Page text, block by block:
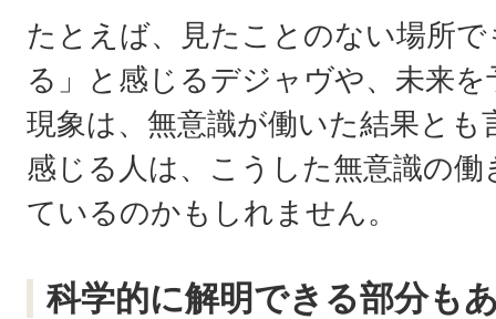
たとえば、見たことのない場所
る」と感じるデジャヴや、未来
現象は、無意識が働いた結果と
感じる人は、こうした無意識の
ているのかもしれません。
科学的に解明できる部分も